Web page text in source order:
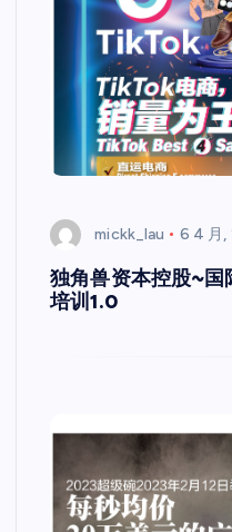
mickk_lau 6 4 月,
独角兽资本控股~
培训1.0